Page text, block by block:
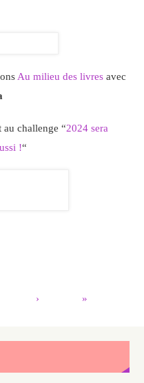
Au milieu des livres avec
challenge “2024 sera
!“
› »